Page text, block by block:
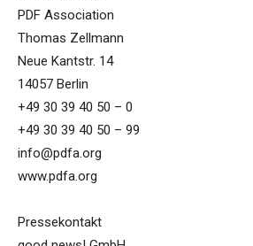
PDF Association
Thomas Zellmann
Neue Kantstr. 14
14057 Berlin
+49 30 39 40 50 – 0
+49 30 39 40 50 – 99
info@pdfa.org
www.pdfa.org
Pressekontakt